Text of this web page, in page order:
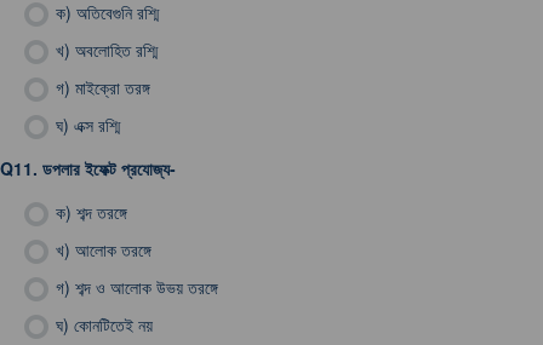
ক) অতিবেগুনি রশ্মি
খ) অবলোহিত রশ্মি
গ) মাইক্রো তরঙ্গ
ঘ) এক্স রশ্মি
Q11. ডপলার ইফেক্ট প্রযোজ্য-
ক) শব্দ তরঙ্গে
খ) আলোক তরঙ্গে
গ) শব্দ ও আলোক উভয় তরঙ্গে
ঘ) কোনটিতেই নয়